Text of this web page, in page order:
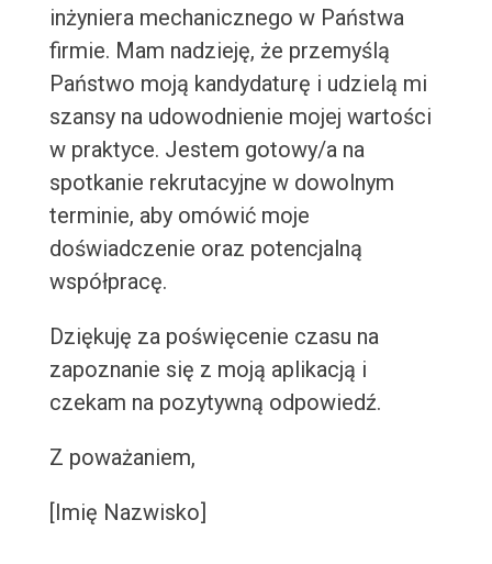
inżyniera mechanicznego w Państwa
firmie. Mam nadzieję, że przemyślą
Państwo moją kandydaturę i udzielą mi
szansy na udowodnienie mojej wartości
w praktyce. Jestem gotowy/a na
spotkanie rekrutacyjne w dowolnym
terminie, aby omówić moje
doświadczenie oraz potencjalną
współpracę.
Dziękuję za poświęcenie czasu na
zapoznanie się z moją aplikacją i
czekam na pozytywną odpowiedź.
Z poważaniem,
[Imię Nazwisko]